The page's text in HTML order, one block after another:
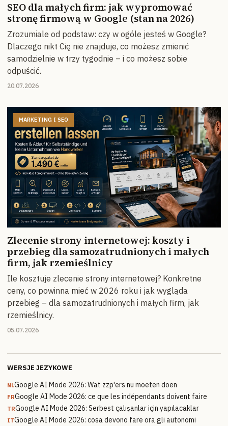
SEO dla małych firm: jak wypromować
stronę firmową w Google (stan na 2026)
Zrozumiale od podstaw: czy w ogóle jesteś w Google?
Dlaczego nikt Cię nie znajduje, co możesz zmienić
samodzielnie w trzy tygodnie – i co możesz sobie
odpuścić.
20.07.2026
MARKETING I SEO
Zlecenie strony internetowej: koszty i
przebieg dla samozatrudnionych i małych
firm, jak rzemieślnicy
Ile kosztuje zlecenie strony internetowej? Konkretne
ceny, co powinna mieć w 2026 roku i jak wygląda
przebieg – dla samozatrudnionych i małych firm, jak
rzemieślnicy.
05.07.2026
WERSJE JEZYKOWE
NLGoogle AI Mode 2026: Wat zzp'ers nu moeten doen
FRGoogle AI Mode 2026: ce que les indépendants doivent faire
TRGoogle AI Mode 2026: Serbest çalışanlar için yapılacaklar
ITGoogle AI Mode 2026: cosa devono fare ora gli autonomi